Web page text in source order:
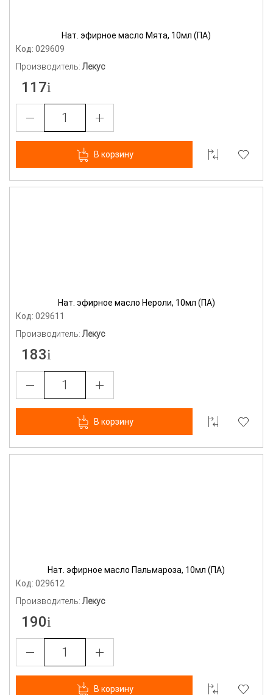
Нат. эфирное масло Мята, 10мл (ПА)
Код: 029609
Производитель:Лекус
117
В корзину
Нат. эфирное масло Нероли, 10мл (ПА)
Код: 029611
Производитель:Лекус
183
В корзину
Нат. эфирное масло Пальмароза, 10мл (ПА)
Код: 029612
Производитель:Лекус
190
В корзину